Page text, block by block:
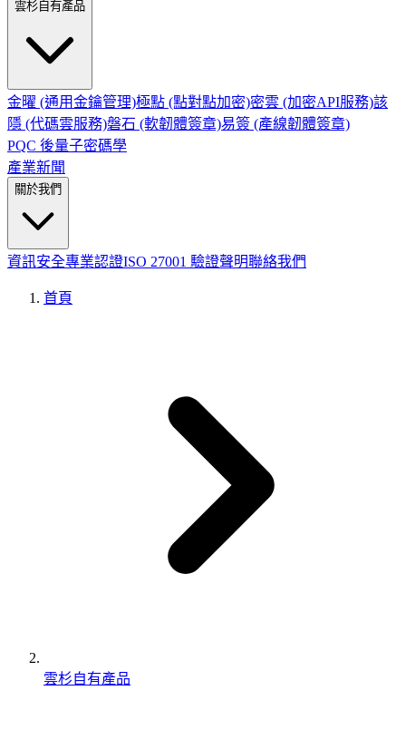
雲杉自有產品
金曜 (通用金鑰管理)極點 (點對點加密)密雲 (加密API服務)該
隱 (代碼雲服務)磐石 (軟韌體簽章)易簽 (產線韌體簽章)
PQC 後量子密碼學
產業新聞
關於我們
資訊安全專業認證ISO 27001 驗證聲明聯絡我們
首頁
雲杉自有產品